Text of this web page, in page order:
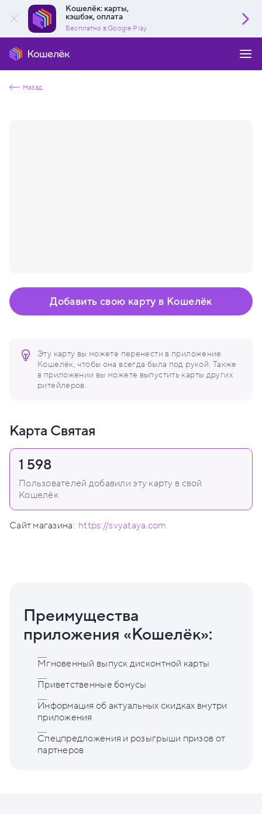
Кошелёк: карты,
кэшбэк, оплата
Бесплатно в Google Play
Назад
Эту карту вы можете перенести в приложение
Кошелёк, чтобы она всегда была под рукой. Также
в приложении вы можете выпустить карты других
ритейлеров.
Добавить свою карту в Кошелёк
Карта Святая
1 598
Пользователей добавили эту карту в свой
Кошелёк
Сайт магазина: https://svyataya.com
Преимущества
приложения «Кошелёк»:
Мгновенный выпуск дисконтной карты
Приветственные бонусы
Информация об актуальных скидках внутри
приложения
Спецпредложения и розыгрыши призов от
партнеров